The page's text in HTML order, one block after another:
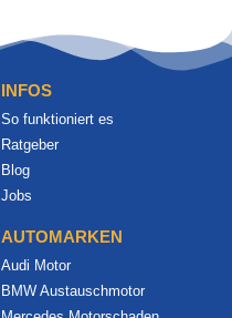
INFOS
So funktioniert es
Ratgeber
Blog
Jobs
AUTOMARKEN
Audi Motor
BMW Austauschmotor